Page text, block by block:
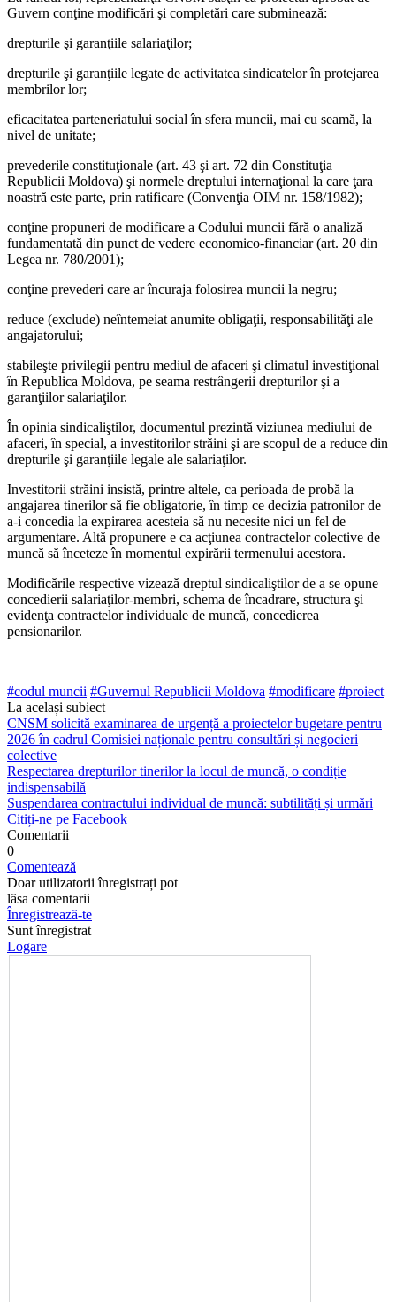
Guvern conţine modificări şi completări care subminează:
drepturile şi garanţiile salaria­ţilor;
drepturile şi garanţiile legate de activitatea sindicatelor în pro­tejarea
membrilor lor;
eficacitatea parteneriatului so­cial în sfera muncii, mai cu seamă, la
nivel de unitate;
prevederile constituţionale (art. 43 şi art. 72 din Constituţia
Republicii Moldova) şi normele dreptului internaţional la care ţara
noastră este parte, prin ratificare (Convenţia OIM nr. 158/1982);
conţine propuneri de modi­ficare a Codului muncii fără o analiză
fundamentată din punct de vedere economico-financiar (art. 20 din
Legea nr. 780/2001);
conţine prevederi care ar încu­raja folosirea muncii la negru;
reduce (exclude) neîntemeiat anumite obligaţii, responsabilităţi ale
angajatorului;
stabileşte privilegii pentru me­diul de afaceri şi climatul investi­ţional
în Republica Moldova, pe seama restrângerii drepturilor şi a
garanţiilor salariaţilor.
În opinia sindicaliştilor, docu­mentul prezintă viziunea mediu­lui de
afaceri, în special, a inves­titorilor străini şi are scopul de a reduce din
drepturile şi garanţiile legale ale salariaţilor.
Investitorii străini insistă, prin­tre altele, ca perioada de probă la
angajarea tinerilor să fie obliga­torie, în timp ce decizia patronilor de
a-i concedia la expirarea aces­teia să nu necesite nici un fel de
argumentare. Altă propunere e ca acţiunea contractelor colective de
muncă să înceteze în momentul expirării termenului acestora.
Modificările respective vizea­ză dreptul sindicaliştilor de a se opune
concedierii salariaţilor-membri, schema de încadrare, structura şi
evidenţa contractelor individuale de muncă, concedie­rea
pensionarilor.
#codul muncii #Guvernul Republicii Moldova #modificare #proiect
La același subiect
CNSM solicită examinarea de urgență a proiectelor bugetare pentru
2026 în cadrul Comisiei naționale pentru consultări și negocieri
colective
Respectarea drepturilor tinerilor la locul de muncă, o condiție
indispensabilă
Suspendarea contractului individual de muncă: subtilități și urmări
Citiți-ne pe Facebook
Comentarii
0
Comentează
Doar utilizatorii înregistrați pot
lăsa comentarii
Înregistrează-te
Sunt înregistrat
Logare